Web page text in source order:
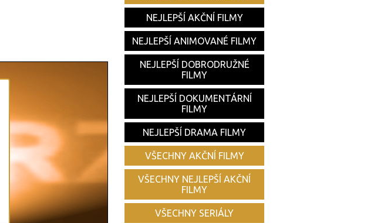
NEJLEPŠÍ AKČNÍ FILMY
NEJLEPŠÍ ANIMOVANÉ FILMY
NEJLEPŠÍ DOBRODRUŽNÉ
FILMY
NEJLEPŠÍ DOKUMENTÁRNÍ
FILMY
NEJLEPŠÍ DRAMA FILMY
VŠECHNY AKČNÍ FILMY
VŠECHNY NEJLEPŠÍ AKČNÍ
FILMY
VŠECHNY SERIÁLY